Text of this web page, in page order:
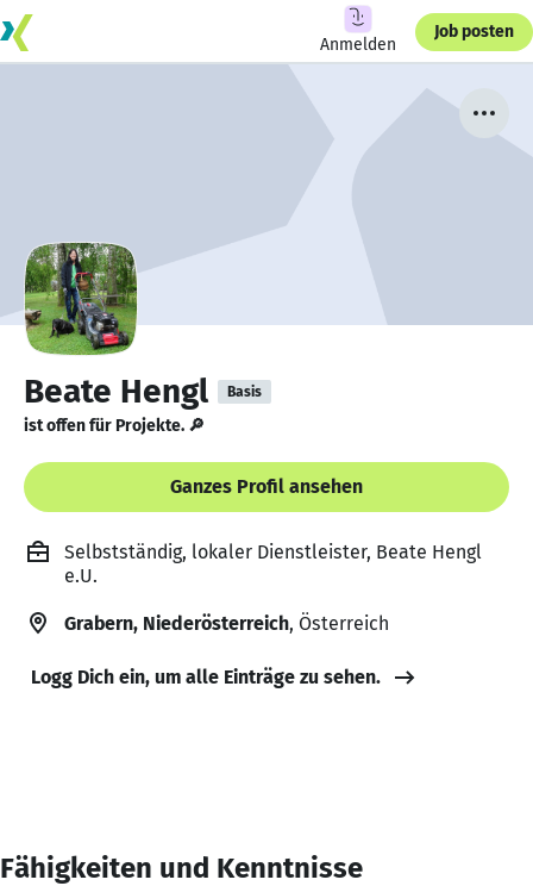
Anmelden
Job posten
Beate Hengl Basis
ist offen für Projekte. 🔎
Ganzes Profil ansehen
Selbstständig, lokaler Dienstleister, Beate Hengl
e.U.
Grabern, Niederösterreich, Österreich
Logg Dich ein, um alle Einträge zu sehen.
Fähigkeiten und Kenntnisse